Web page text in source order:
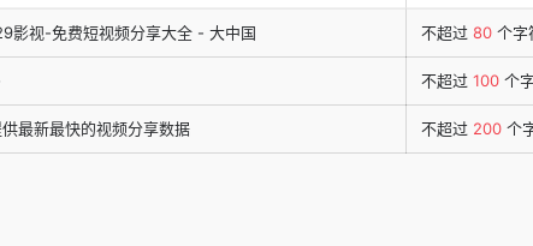
影视-免费短视频分享大全 - 大中国 不超过 80 个字
不超过 100 个
最新最快的视频分享数据 不超过 200 个